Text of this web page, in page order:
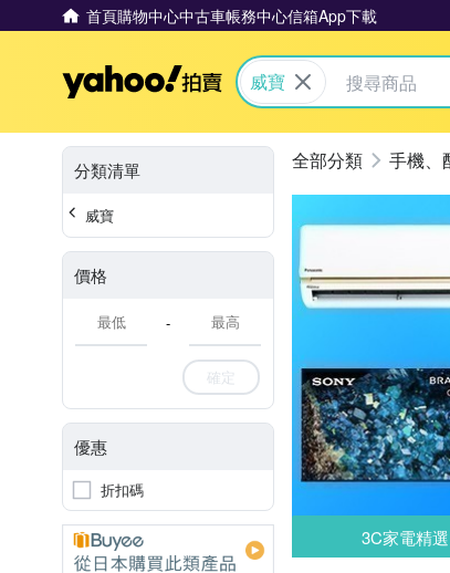
首頁購物中心中古車帳務中心信箱App下載
Yahoo拍賣
威寶
分類清單
威寶
價格
-
確定
優惠
折扣碼
手機、
3C家電精選